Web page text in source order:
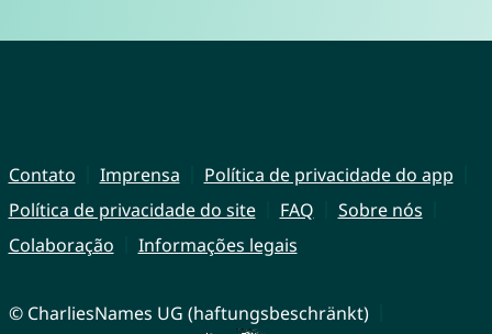
Contato Imprensa
Política de privacidade do app
Política de privacidade do site
FAQ
Sobre nós
Colaboração
Informações legais
© CharliesNames UG (haftungsbeschränkt)